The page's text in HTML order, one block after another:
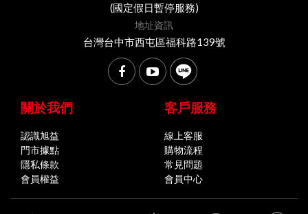
(國定假日暫停服務)
地址資訊
台灣台中市西屯區福科路139號
關於我們
認識旭益
門市據點
隱私條款
會員權益
客戶服務
線上客服
購物流程
常見問題
會員中心